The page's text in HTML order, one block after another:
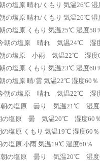
の塩原 晴れ/くもり 気温26℃ 湿
の塩原 晴れ/くもり 気温26℃ 湿
の塩原 くもり 気温25℃ 湿度58
朝の塩原 晴れ 気温24℃ 湿
朝の塩原 小雨 気温22℃ 湿度
の塩原 くもり 気温23℃ 湿度60
の塩原 晴/雲 気温22℃ 湿度60％
朝の塩原 晴れ 気温22℃ 湿
朝の塩原 曇り 気温21℃ 湿度
の塩原 曇 気温20℃ 湿度60％
の塩原 くもり 気温19℃ 湿度60％
の塩原 小雨 気温19℃ 湿度60％
朝の塩原 曇り 気温20℃ 湿度